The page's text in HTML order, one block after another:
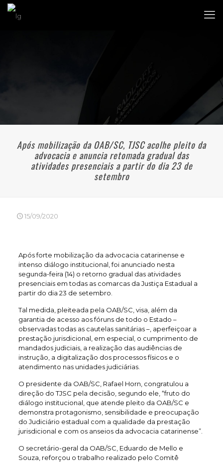
Após mobilização da OAB/SC, TJSC acolhe pleito da
advocacia e anuncia retomada gradual das
atividades presenciais a partir do dia 23 de
setembro
15/09/2020
Após forte mobilização da advocacia catarinense e
intenso diálogo institucional, foi anunciado nesta
segunda-feira (14) o retorno gradual das atividades
presenciais em todas as comarcas da Justiça Estadual a
partir do dia 23 de setembro.
Tal medida, pleiteada pela OAB/SC, visa, além da
garantia de acesso aos fóruns de todo o Estado –
observadas todas as cautelas sanitárias –, aperfeiçoar a
prestação jurisdicional, em especial, o cumprimento de
mandados judiciais, a realização das audiências de
instrução, a digitalização dos processos físicos e o
atendimento nas unidades judiciárias.
O presidente da OAB/SC, Rafael Horn, congratulou a
direção do TJSC pela decisão, segundo ele, “fruto do
diálogo institucional, que atende pleito da OAB/SC e
demonstra protagonismo, sensibilidade e preocupação
do Judiciário estadual com a qualidade da prestação
jurisdicional e com os anseios da advocacia catarinense”.
O secretário-geral da OAB/SC, Eduardo de Mello e
Souza, reforçou o trabalho realizado pelo Comitê